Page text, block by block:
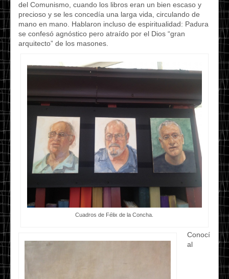
del Comunismo, cuando los libros eran un bien escaso y
precioso y se les concedía una larga vida, circulando de
mano en mano. Hablaron incluso de espiritualidad: Padura
se confesó agnóstico pero atraído por el Dios “gran
arquitecto” de los masones.
Cuadros de Félix de la Concha.
Conocí
al